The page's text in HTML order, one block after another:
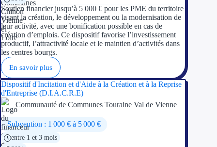
Soutien financier jusqu’à 5 000 € pour les PME du territoire
visant la création, le développement ou la modernisation de
leur activité, avec une bonification possible en cas de
création d’emplois. Ce dispositif favorise l’investissement
productif, l’attractivité locale et le maintien d’activités dans
les centres bourgs.
En savoir plus
Dispositif d'Incitation et d'Aide à la Création et à la Reprise
d'Entreprise (D.I.A.C.R.E)
Communauté de Communes Touraine Val de Vienne
Subvention : 1 000 € à 5 000 €
entre 1 et 3 mois